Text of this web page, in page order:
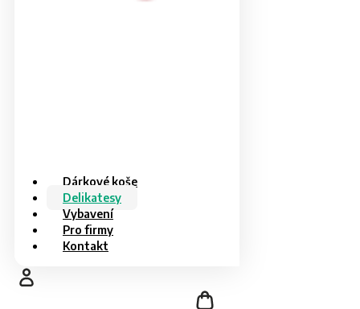
Dárkové koše
Delikatesy
Vybavení
Pro firmy
Kontakt